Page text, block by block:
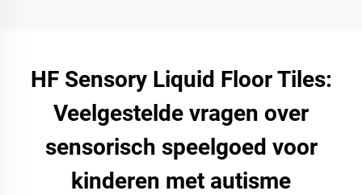
HF Sensory Liquid Floor Tiles:
Veelgestelde vragen over
sensorisch speelgoed voor
kinderen met autisme